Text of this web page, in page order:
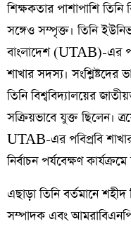
শিক্ষকতার পাশাপাশি
সঙ্গেও সম্পৃক্ত। তিনি
বাংলাদেশ (UTAB)-এর
শাখার সদস্য। সংশ্লিষ্টদের
তিনি বিশ্ববিদ্যালয়ের
সক্রিয়ভাবে যুক্ত ছিলেন।
UTAB-এর পবিপ্রবি
নির্বাচন পর্যবেক্ষণ
এছাড়া তিনি বর্তমানে
সম্পাদক এবং